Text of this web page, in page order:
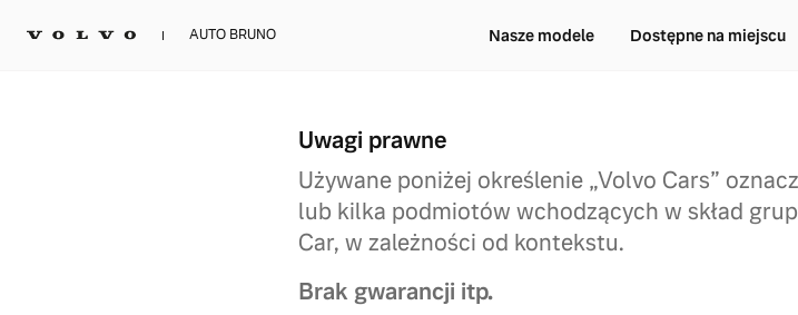
AUTO BRUNO Nasze modele Dostępne na miejscu
Uwagi prawne
Używane poniżej określenie „Volvo Cars”
lub kilka podmiotów wchodzących w skład
Car, w zależności od kontekstu.
Brak gwarancji itp.